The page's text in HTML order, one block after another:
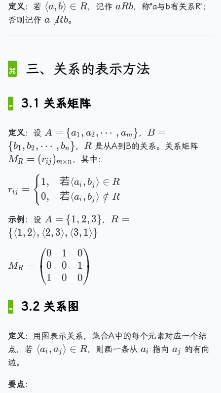
2,
b
\
gl
a
gl
e
}
,
3
\l
a
gl
e,
\l
gl
2,
2
\
a
n
\l
n
gl
3,
\
定义 ：若 \
l
b
\
a
n
g
\
i
R
⟨a, b⟩ ∈ R，记作 a
aRb，称"a与b有关系R"；
否则记作 a
a 
Rb。
三、关系的表示方法
3.1 关系矩阵
定义 ：设 A
=
\
{
_
1,
a
_
2,
\
c
d
o
ts
,
_
m
\
A = {a1 , a2, ⋯ , am } ，
B
=
,
_
B =
{b1 , b2, ⋯ , bn } ， R
R 是从A到B的关系。关系矩阵
}
MR = (rij )m×n ，其中：
{i
=
\
be
n
es
}
&
\t
ex
t{
若
rij = { 1,
0,
若⟨ai , bj ⟩ ∈ R
若⟨ai , bj ⟩ ∈
/ R
示例 ：设 A
=
\
{
1
,
,
3
}
A = {1, 2, 3} ，R
1
,
R =
{⟨1, 2⟩, ⟨2, 3⟩, ⟨3, 1⟩}
_
\
b
gi
n
{
m
MR = ⎝
⎛0
0
1
1
0
0
0
1
0⎠
⎞
3.2 关系图
定义：用图表示关系，集合A中的每个元素对应一个结
点，若 \
⟨ai , aj ⟩ ∈ R，则画一条从 a
ai 指向 a
aj
的有向
边。
要点 ：